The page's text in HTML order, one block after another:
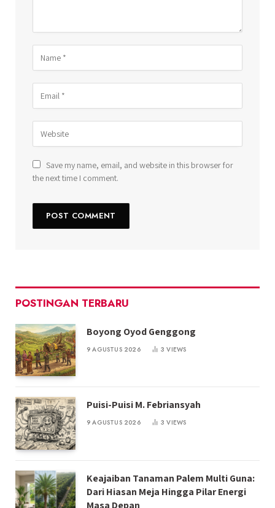
Save my name, email, and website in this browser for
the next time I comment.
POSTINGAN TERBARU
Boyong Oyod Genggong
9 AGUSTUS 2026 3VIEWS
Puisi-Puisi M. Febriansyah
9 AGUSTUS 2026 3VIEWS
Keajaiban Tanaman Palem Multi Guna:
Dari Hiasan Meja Hingga Pilar Energi
Masa Depan